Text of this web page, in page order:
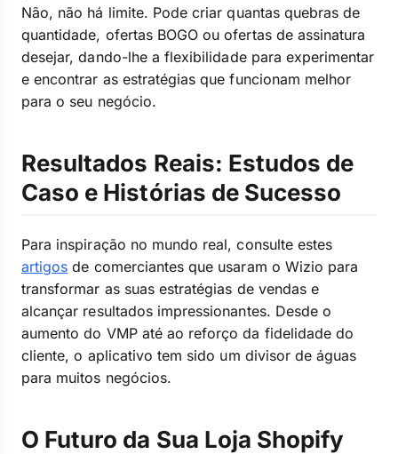
Não, não há limite. Pode criar quantas quebras de
quantidade, ofertas BOGO ou ofertas de assinatura
desejar, dando-lhe a flexibilidade para experimentar
e encontrar as estratégias que funcionam melhor
para o seu negócio.
Resultados Reais: Estudos de
Caso e Histórias de Sucesso
Para inspiração no mundo real, consulte estes
artigos de comerciantes que usaram o Wizio para
transformar as suas estratégias de vendas e
alcançar resultados impressionantes. Desde o
aumento do VMP até ao reforço da fidelidade do
cliente, o aplicativo tem sido um divisor de águas
para muitos negócios.
O Futuro da Sua Loja Shopify